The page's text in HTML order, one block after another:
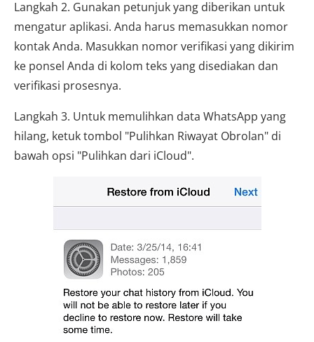
Langkah 2. Gunakan petunjuk yang diberikan untuk
mengatur aplikasi. Anda harus memasukkan nomor
kontak Anda. Masukkan nomor verifikasi yang dikirim
ke ponsel Anda di kolom teks yang disediakan dan
verifikasi prosesnya.
Langkah 3. Untuk memulihkan data WhatsApp yang
hilang, ketuk tombol "Pulihkan Riwayat Obrolan" di
bawah opsi "Pulihkan dari iCloud".